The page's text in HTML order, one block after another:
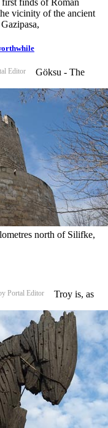
vicinity of the ancient
Editor
Göksu - The
north of Silifke,
Portal Editor
Troy is, as